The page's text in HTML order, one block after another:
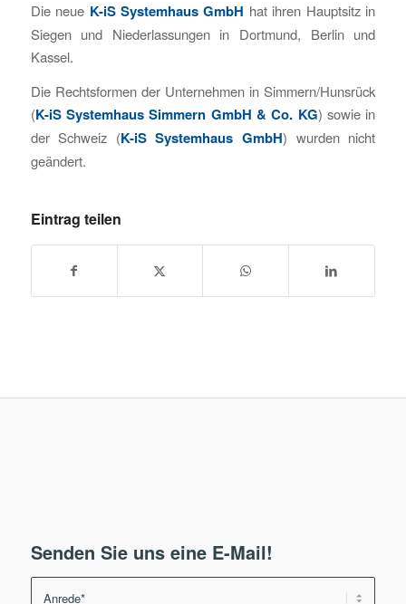
Die neue K-iS Systemhaus GmbH hat ihren Hauptsitz in
Siegen und Niederlassungen in Dortmund, Berlin und
Kassel.
Die Rechtsformen der Unternehmen in Simmern/Hunsrück
(K-iS Systemhaus Simmern GmbH & Co. KG) sowie in
der Schweiz (K-iS Systemhaus GmbH) wurden nicht
geändert.
Eintrag teilen
Senden Sie uns eine E-Mail!